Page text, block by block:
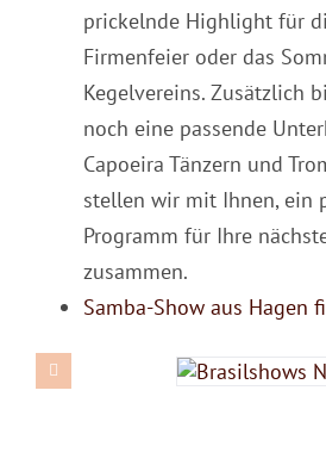
prickelnde Highlight für
Firmenfeier oder das
Kegelvereins. Zusätzlich
noch eine passende
Capoeira Tänzern und
stellen wir mit Ihnen, ein
Programm für Ihre
zusammen.
Samba-Show aus Hagen